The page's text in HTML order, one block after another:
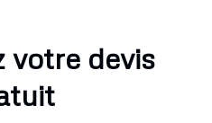
votre devis